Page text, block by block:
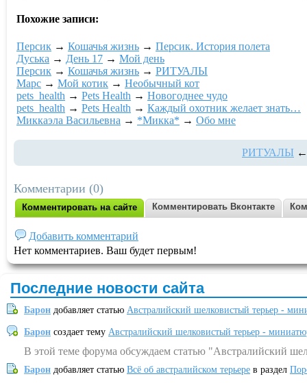
Похожие записи:
Персик → Кошачья жизнь → Персик. История полета
Дуська → День 17 → Мой день
Персик → Кошачья жизнь → РИТУАЛЫ
Марс → Мой котик → Необычный кот
pets_health → Pets Health → Новогоднее чудо
pets_health → Pets Health → Каждый охотник желает знать…
Миккаэла Васильевна → *Микка* → Обо мне
РИТУАЛЫ
Комментарии (0)
Комментировать на сайте Комментировать Вконтакте
Добавить комментарий
Нет комментариев. Ваш будет первым!
Последние новости сайта
Барон добавляет статью Австралийский шелковистый терьер -
Барон создает тему Австралийский шелковистый терьер -
В этой теме форума обсуждаем статью "Австралийский
Барон добавляет статью Всё об австралийском терьере в раздел